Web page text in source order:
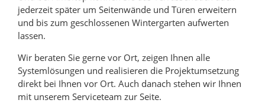
jederzeit später um Seitenwände und Türen erweitern
und bis zum geschlossenen Wintergarten aufwerten
lassen.
Wir beraten Sie gerne vor Ort, zeigen Ihnen alle
Systemlösungen und realisieren die Projektumsetzung
direkt bei Ihnen vor Ort. Auch danach stehen wir Ihnen
mit unserem Serviceteam zur Seite.